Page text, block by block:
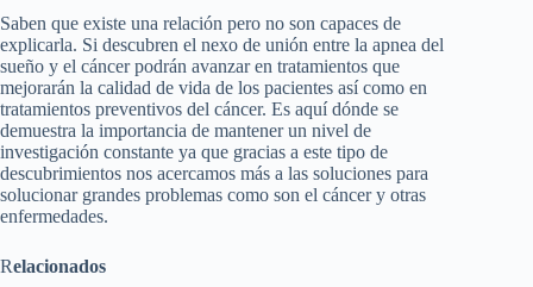
Saben que existe una relación pero no son capaces de
explicarla. Si descubren el nexo de unión entre la apnea del
sueño y el cáncer podrán avanzar en tratamientos que
mejorarán la calidad de vida de los pacientes así como en
tratamientos preventivos del cáncer. Es aquí dónde se
demuestra la importancia de mantener un nivel de
investigación constante ya que gracias a este tipo de
descubrimientos nos acercamos más a las soluciones para
solucionar grandes problemas como son el cáncer y otras
enfermedades.
Relacionados